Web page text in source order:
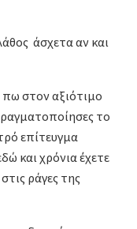
άσχετα αν και
πω στον αξιότιμο
το
επίτευγμα
και χρόνια έχετε
ράγες της